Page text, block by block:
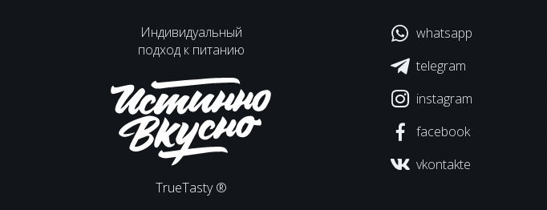
Индивидуальный
подход к питанию
TrueTasty ®
whatsapp
telegram
instagram
facebook
vkontakte